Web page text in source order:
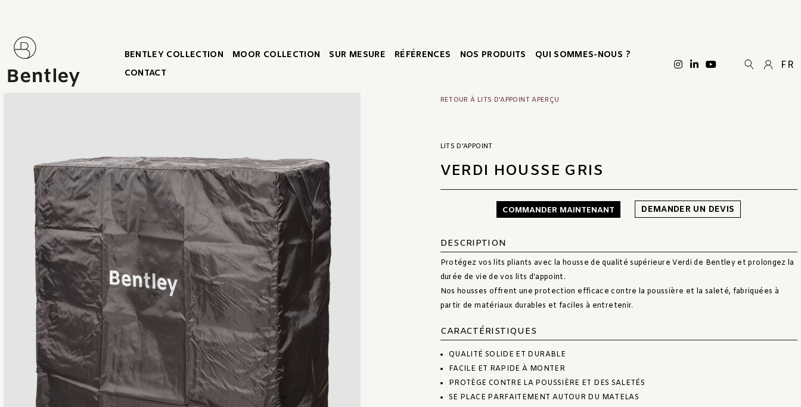
BENTLEY COLLECTION MOOR COLLECTION SUR MESURE RÉFÉRENCES NOS PRODUITS
QUI SOMMES-NOUS ?
CONTACT
FR
RETOUR À LITS D'APPOINT APERÇU
LITS D'APPOINT
VERDI HOUSSE GRIS
COMMANDER MAINTENANT DEMANDER UN DEVIS
DESCRIPTION
Protégez vos lits pliants avec la housse de qualité supérieure Verdi de Bentley et prolongez la
durée de vie de vos lits d'appoint.
Nos housses offrent une protection efficace contre la poussière et la saleté, fabriquées à
partir de matériaux durables et faciles à entretenir.
CARACTÉRISTIQUES
QUALITÉ SOLIDE ET DURABLE
FACILE ET RAPIDE À MONTER
PROTÈGE CONTRE LA POUSSIÈRE ET DES SALETÉS
SE PLACE PARFAITEMENT AUTOUR DU MATELAS